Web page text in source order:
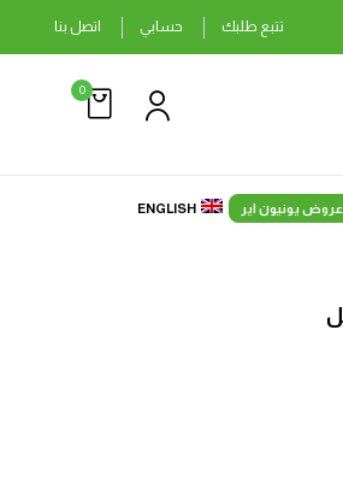
تتبع طلبك حسابي اتصل بنا
0
عروض يونيون اير ENGLISH